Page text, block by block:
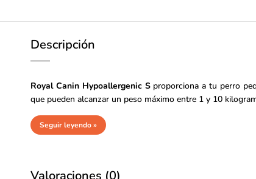
Descripción
Royal Canin Hypoallergenic Sproporciona a tu perro
que pueden alcanzar un peso máximo entre 1 y 10
Seguir leyendo »